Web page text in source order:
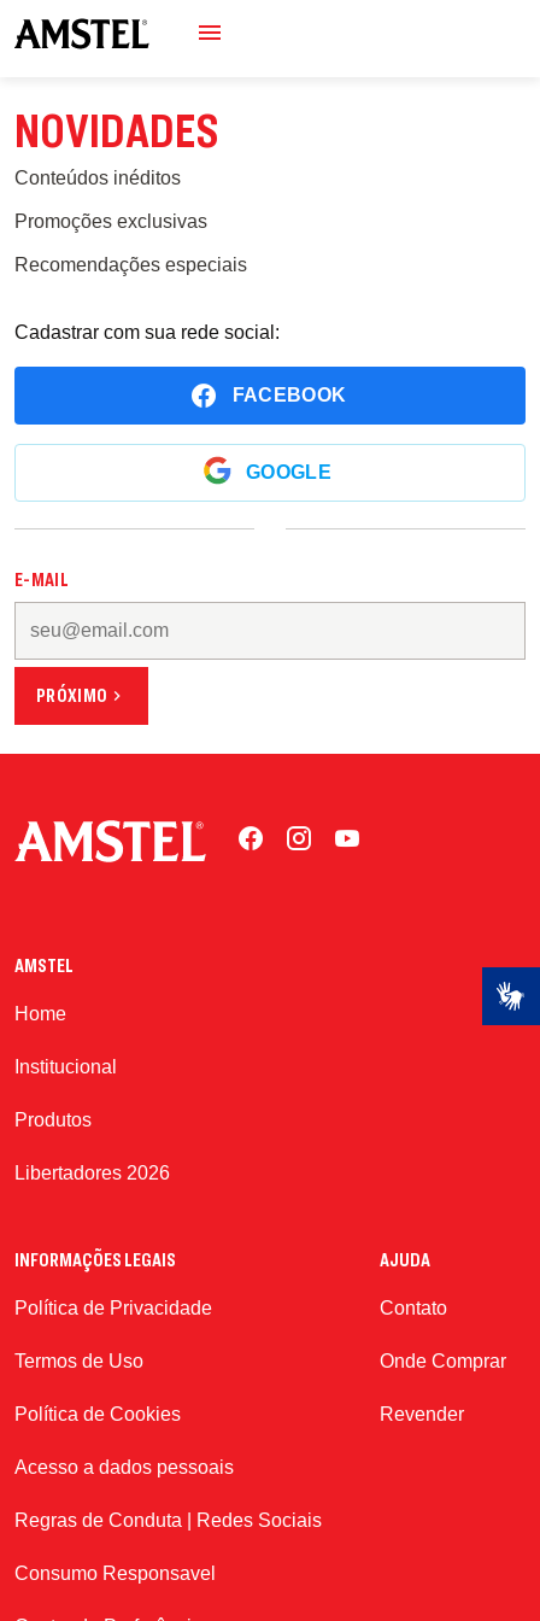
CONSUMO
CONSCIENTE
NOVIDADES
Conteúdos inéditos
Promoções exclusivas
Recomendações especiais
Cadastrar com sua rede social:
FACEBOOK
GOOGLE
E-MAIL
PRÓXIMO
AMSTEL
Home
Institucional
Produtos
Libertadores 2026
INFORMAÇÕES LEGAIS
Política de Privacidade
Termos de Uso
Política de Cookies
Acesso a dados pessoais
Regras de Conduta | Redes Sociais
Consumo Responsavel
AJUDA
Contato
Onde Comprar
Revender